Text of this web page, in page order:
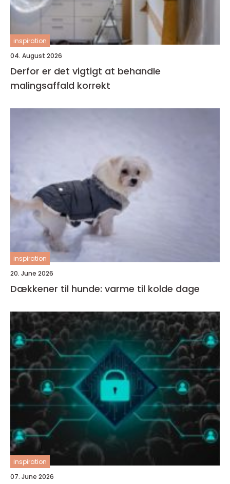
inspiration
04. August 2026
Derfor er det vigtigt at behandle
malingsaffald korrekt
inspiration
20. June 2026
Dækkener til hunde: varme til kolde dage
inspiration
07. June 2026